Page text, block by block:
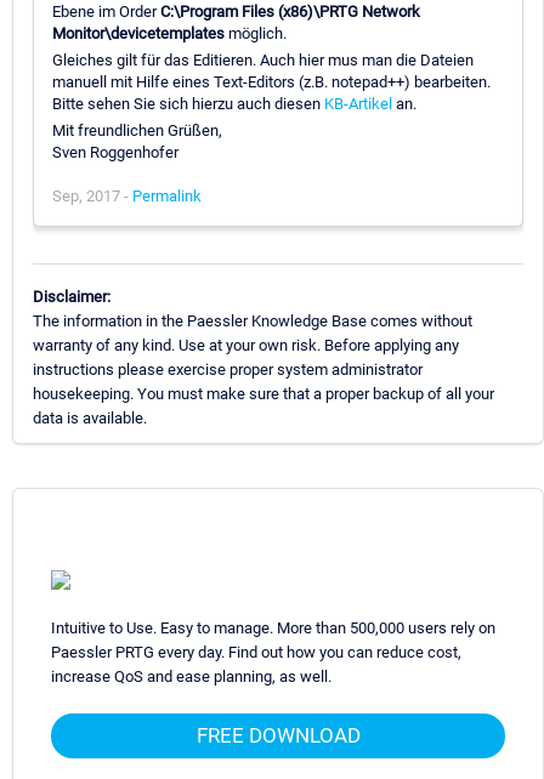
Ebene im OrderC:\Program Files (x86)\PRTG Network
Monitor\devicetemplates möglich.
Gleiches gilt für das Editieren. Auch hier mus man die Dateien
manuell mit Hilfe eines Text-Editors (z.B. notepad++) bearbeiten.
Bitte sehen Sie sich hierzu auch diesen KB-Artikel an.
Mit freundlichen Grüßen,
Sven Roggenhofer
Sep, 2017 - Permalink
Disclaimer:
The information in the Paessler Knowledge Base comes without
warranty of any kind. Use at your own risk. Before applying any
instructions please exercise proper system administrator
housekeeping. You must make sure that a proper backup of all your
data is available.
Intuitive to Use. Easy to manage. More than 500,000 users rely on
Paessler PRTG every day. Find out how you can reduce cost,
increase QoS and ease planning, as well.
FREE DOWNLOAD